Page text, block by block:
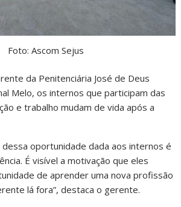
Foto: Ascom Sejus
da Penitenciária José de Deus
Melo, os internos que participam das
e trabalho mudam de vida após a
oportunidade dada aos internos é
É visível a motivação que eles
de aprender uma nova profissão
lá fora”, destaca o gerente.